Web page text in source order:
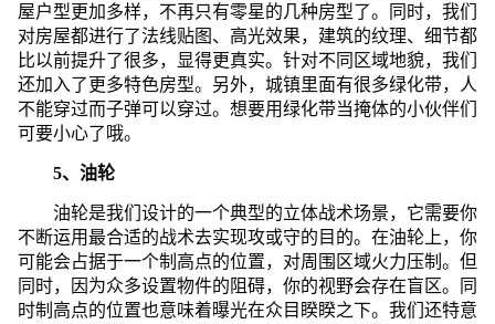
屋户型更加多样，不再只有零星的几种房型了。同时，我们
对房屋都进行了法线贴图、高光效果，建筑的纹理、细节都
比以前提升了很多，显得更真实。针对不同区域地貌，我们
还加入了更多特色房型。另外，城镇里面有很多绿化带，人
不能穿过而子弹可以穿过。想要用绿化带当掩体的小伙伴们
可要小心了哦。
5、油轮
油轮是我们设计的一个典型的立体战术场景，它需要你
不断运用最合适的战术去实现攻或守的目的。在油轮上，你
可能会占据于一个制高点的位置，对周围区域火力压制。但
同时，因为众多设置物件的阻碍，你的视野会存在盲区。同
时制高点的位置也意味着曝光在众目睽睽之下。我们还特意